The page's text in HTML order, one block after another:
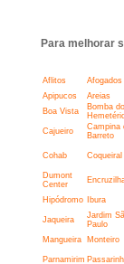
Para melhorar
Aflitos Afogados
Apipucos
Areias
Boa Vista
Bomba do
Cajueiro
Campina
Barreto
Cohab Coqueiral
Dumont
Center
Hipódromo Ibura
Jaqueira
Jardim
Paulo
Mangueira Monteiro
Parnamirim